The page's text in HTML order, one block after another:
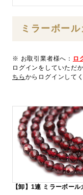
ミラーボー
※ お取引業者様へ： ロ
ログインをしていただ
ちら からログインして
【卸】1連 ミラーボー